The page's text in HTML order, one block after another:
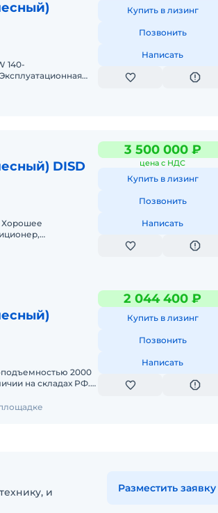
140-
Купить в лизинг
Позвонить
Написать
DISD
Хорошее
3 500 000 ₽
цена с НДС
Купить в лизинг
Позвонить
Написать
2000
2 044 400 ₽
Купить в лизинг
Позвонить
Написать
и
Разместить заявку